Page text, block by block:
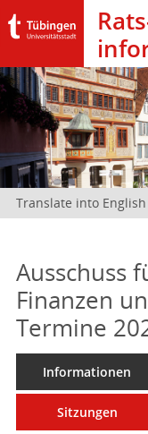
Translate into English
Ausschuss
Finanzen
Termine
Informationen
Sitzungen